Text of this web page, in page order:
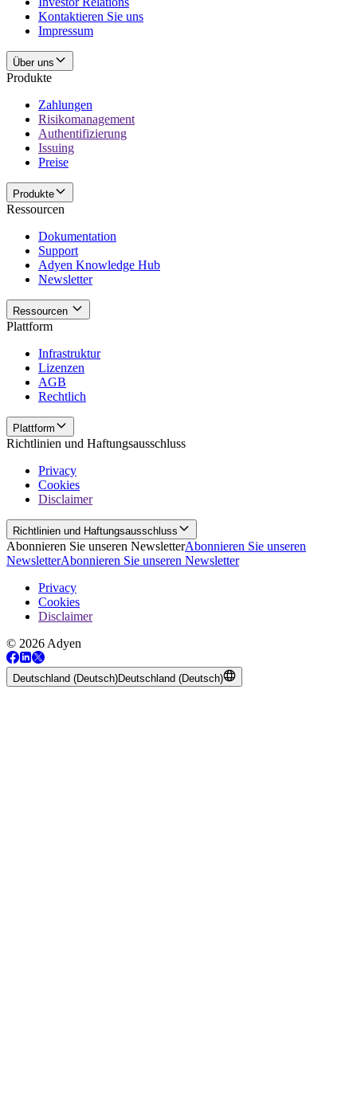
Kontaktieren Sie uns
Impressum
Über uns
Produkte
Zahlungen
Risikomanagement
Authentifizierung
Issuing
Preise
Produkte
Ressourcen
Dokumentation
Support
Adyen Knowledge Hub
Newsletter
Ressourcen
Plattform
Infrastruktur
Lizenzen
AGB
Rechtlich
Plattform
Richtlinien und Haftungsausschluss
Privacy
Cookies
Disclaimer
Richtlinien und Haftungsausschluss
Abonnieren Sie unseren NewsletterAbonnieren Sie unseren
NewsletterAbonnieren Sie unseren Newsletter
Privacy
Cookies
Disclaimer
© 2026 Adyen
Deutschland (Deutsch)Deutschland (Deutsch)